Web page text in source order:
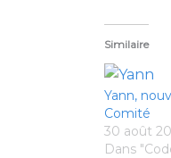
Similaire
Yann,
Comité
30 août
Dans